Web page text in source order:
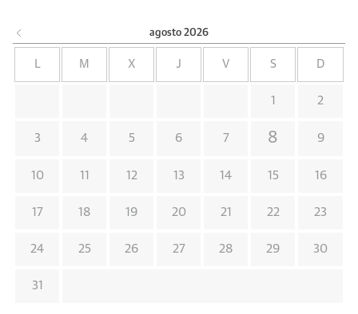
agosto 2026
L M X J V S D
1 2
3 4 5 6 7 8 9
10 11 12 13 14 15 16
17 18 19 20 21 22 23
24 25 26 27 28 29 30
31